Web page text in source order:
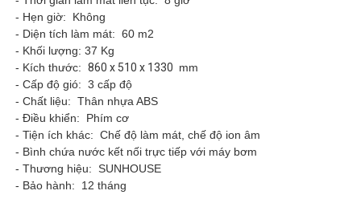
- Hẹn giờ: Không
- Diện tích làm mát: 60 m2
- Khối lượng: 37 Kg
- Kích thước: 860 x 510 x 1330 mm
- Cấp độ gió: 3 cấp độ
- Chất liệu: Thân nhựa ABS
- Điều khiển: Phím cơ
- Tiện ích khác: Chế độ làm mát, chế độ ion âm
- Bình chứa nước kết nối trực tiếp với máy bơm
- Thương hiệu: SUNHOUSE
- Bảo hành: 12 tháng